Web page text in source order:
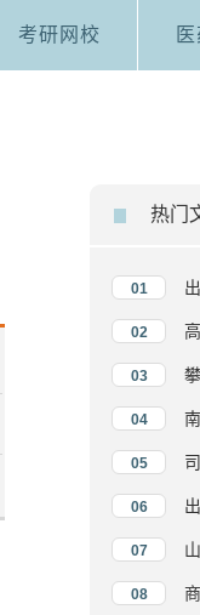
考研网校
热门
01
02
思
03
04
05
些
06
07
08